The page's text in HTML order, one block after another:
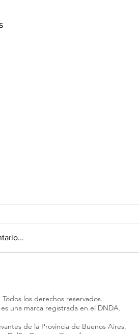
los derechos reservados.
una marca registrada en el DNDA.
de la Provincia de Buenos Aires.